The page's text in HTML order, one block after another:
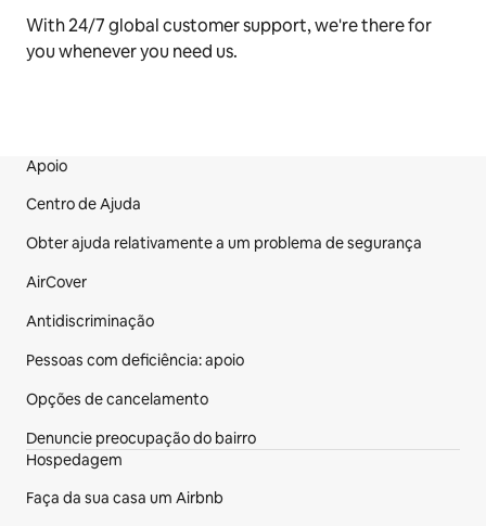
With 24/7 global customer support, we're there for
you whenever you need us.
Rodapé do site
Apoio
Centro de Ajuda
Obter ajuda relativamente a um problema de segurança
AirCover
Antidiscriminação
Pessoas com deficiência: apoio
Opções de cancelamento
Denuncie preocupação do bairro
Hospedagem
Faça da sua casa um Airbnb